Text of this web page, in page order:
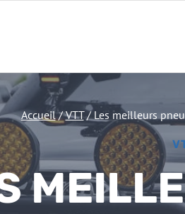
Accueil / VTT / Les meilleurs